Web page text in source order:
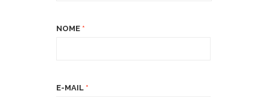
NOME *
E-MAIL *